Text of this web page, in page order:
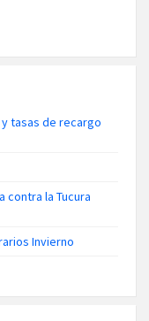
tasas de recargo
contra la Tucura
Invierno